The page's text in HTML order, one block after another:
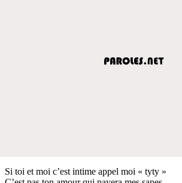
Si toi et moi c’est intime appel moi « tyty »